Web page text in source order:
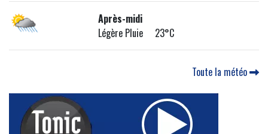
Après-midi
Légère Pluie 23°C
Toute la météo